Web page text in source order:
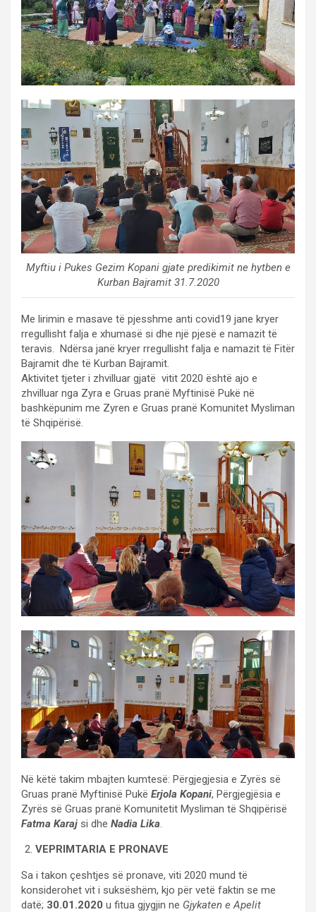
Myftiu i Pukes Gezim Kopani gjate predikimit ne hytben e
Kurban Bajramit 31.7.2020
Me lirimin e masave të pjesshme anti covid19 jane kryer
rregullisht falja e xhumasë si dhe një pjesë e namazit të
teravis. Ndërsa janë kryer rregullisht falja e namazit të Fitër
Bajramit dhe të Kurban Bajramit.
Aktivitet tjeter i zhvilluar gjatë vitit 2020 është ajo e
zhvilluar nga Zyra e Gruas pranë Myftinisë Pukë në
bashkëpunim me Zyren e Gruas pranë Komunitet Mysliman
të Shqipërisë.
Në këtë takim mbajten kumtesë: Përgjegjesia e Zyrës së
Gruas pranë Myftinisë Pukë Erjola Kopani, Përgjegjësia e
Zyrës së Gruas pranë Komunitetit Mysliman të Shqipërisë
Fatma Karaj si dhe Nadia Lika.
VEPRIMTARIA E PRONAVE
Sa i takon çeshtjes së pronave, viti 2020 mund të
konsiderohet vit i suksëshëm, kjo për vetë faktin se me
datë; 30.01.2020 u fitua gjygjin ne Gjykaten e Apelit